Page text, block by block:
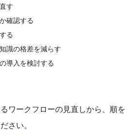
す
確認する
る
識の格差を減らす
導入を検討する
ワークフローの見直しから、順を
さい。